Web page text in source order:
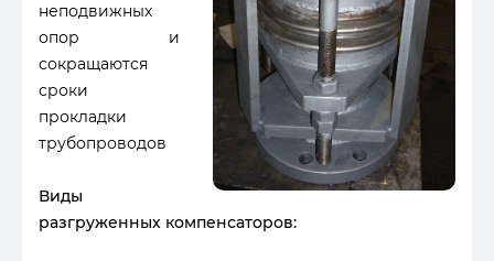
неподвижных
опор и
сокращаются
сроки
прокладки
трубопроводов
Виды
разгруженных компенсаторов: